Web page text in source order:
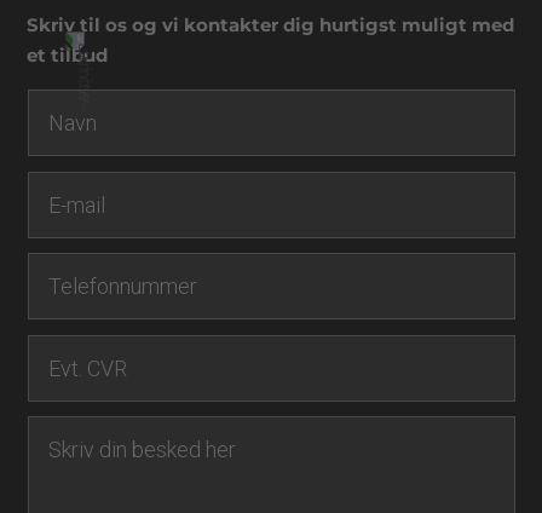
Skriv til os og vi kontakter dig hurtigst muligt med
et tilbud